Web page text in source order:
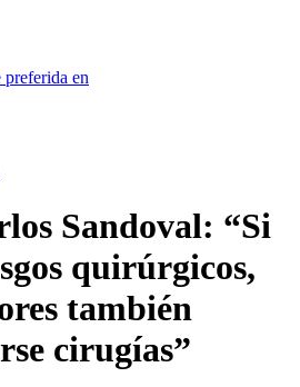
en
Sandoval: “Si
quirúrgicos,
también
cirugías”